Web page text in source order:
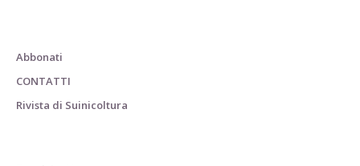
Abbonati
CONTATTI
Rivista di Suinicoltura